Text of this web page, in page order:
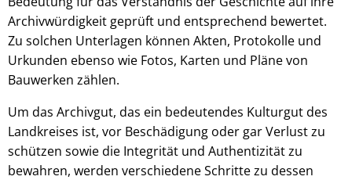
Archivwürdigkeit geprüft und entsprechend bewertet.
Zu solchen Unterlagen können Akten, Protokolle und
Urkunden ebenso wie Fotos, Karten und Pläne von
Bauwerken zählen.
Um das Archivgut, das ein bedeutendes Kulturgut des
Landkreises ist, vor Beschädigung oder gar Verlust zu
schützen sowie die Integrität und Authentizität zu
bewahren, werden verschiedene Schritte zu dessen